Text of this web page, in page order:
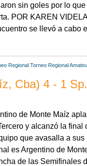
sin goles por lo
POR KAREN
se llevó a cabo
Regional Torneo Regional
Cba) 4 - 1
de Monte Maíz
y alcanzó la
que avasalla a
es Argentino de
de las Semifinales